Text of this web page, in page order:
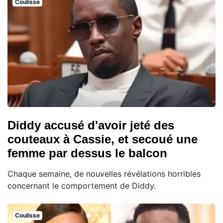
Coulisse
Diddy accusé d'avoir jeté des
couteaux à Cassie, et secoué une
femme par dessus le balcon
Chaque semaine, de nouvelles révélations horribles
concernant le comportement de Diddy.
Coulisse